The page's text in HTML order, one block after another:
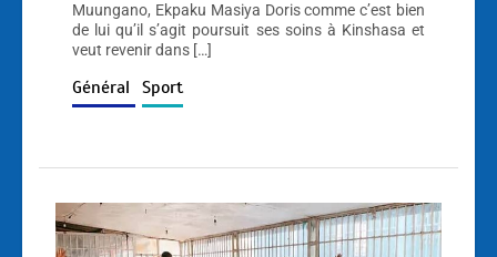
Muungano, Ekpaku Masiya Doris comme c’est bien
de lui qu’il s’agit poursuit ses soins à Kinshasa et
veut revenir dans […]
Général Sport